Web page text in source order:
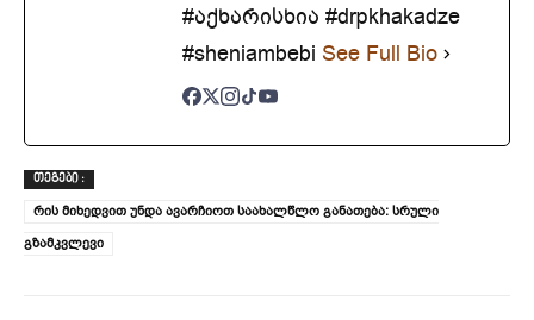
#აქხარისხია #drpkhakadze
#sheniambebi See Full Bio
ᲗᲔᲒᲔᲑᲘ :
რის მიხედვით უნდა ავარჩიოთ საახალწლო განათება: სრული
გზამკვლევი